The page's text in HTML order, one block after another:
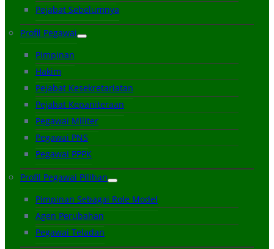
Pejabat Sebelumnya
Profil Pegawai
Pimpinan
Hakim
Pejabat Kesekretariatan
Pejabat Kepaniteraan
Pegawai Militer
Pegawai PNS
Pegawai PPPK
Profil Pegawai Pilihan
Pimpinan Sebagai Role Model
Agen Perubahan
Pegawai Teladan